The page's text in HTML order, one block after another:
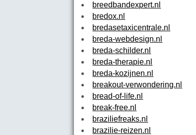
breedbandexpert.nl
bredox.nl
bredasetaxicentrale.nl
breda-webdesign.nl
breda-schilder.nl
breda-therapie.nl
breda-kozijnen.nl
breakout-verwondering.nl
bread-of-life.nl
break-free.nl
braziliefreaks.nl
brazilie-reizen.nl